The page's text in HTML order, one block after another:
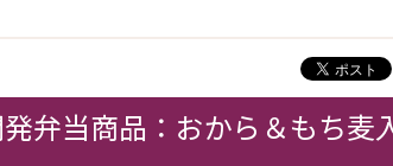
弁当商品：おから＆もち麦